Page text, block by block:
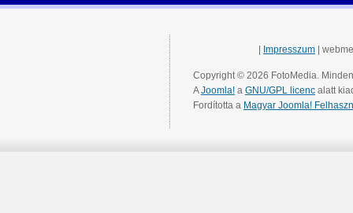
Impresszum |
Copyright © 2026 FotoMedia.
AJoomla! a GNU/GPL licenc alatt
Fordította a Magyar Joomla!